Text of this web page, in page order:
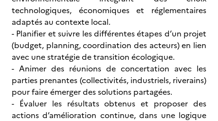
technologiques, économiques et réglementaires
adaptés au contexte local.
- Planifier et suivre les différentes étapes d’un projet
(budget, planning, coordination des acteurs) en lien
avec une stratégie de transition écologique.
- Animer des réunions de concertation avec les
parties prenantes (collectivités, industriels, riverains)
pour faire émerger des solutions partagées.
- Évaluer les résultats obtenus et proposer des
actions d’amélioration continue, dans une logique